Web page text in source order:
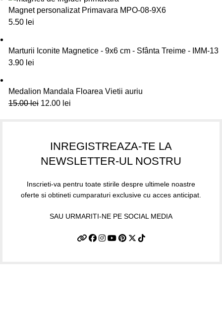
Magnet personalizat Primavara MPO-08-9X6
5.50 lei
Marturii Iconite Magnetice - 9x6 cm - Sfânta Treime - IMM-13
3.90 lei
Medalion Mandala Floarea Vietii auriu
15.00lei 12.00 lei
INREGISTREAZA-TE LA
NEWSLETTER-UL NOSTRU
Inscrieti-va pentru toate stirile despre ultimele noastre
oferte si obtineti cumparaturi exclusive cu acces anticipat.
SAU URMARITI-NE PE SOCIAL MEDIA